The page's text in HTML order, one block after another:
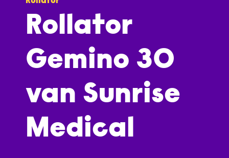
Rollator
Gemino 30
van Sunrise
Medical